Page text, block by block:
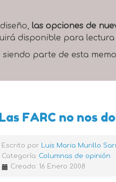
las opciones de
disponible para
parte de esta
Las FARC no nos
Escrito por Luis Maria Murillo
Categoría: Columnas de opinión
Creado: 16 Enero 2008